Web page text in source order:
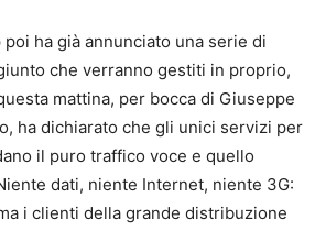
ha già annunciato una serie di
che verranno gestiti in proprio,
mattina, per bocca di Giuseppe
ha dichiarato che gli unici servizi per
il puro traffico voce e quello
dati, niente Internet, niente 3G:
i clienti della grande distribuzione